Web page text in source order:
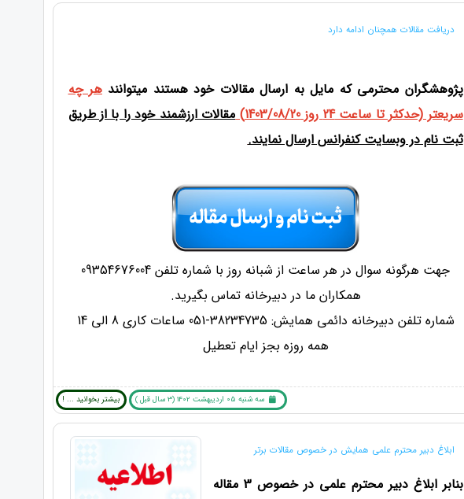
دریافت مقالات همچنان ادامه دارد
پژوهشگران محترمی که مایل به ارسال مقالات خود هستند میتوانندهر چه
سریعتر (حدکثر تا ساعت 24 روز 1403/08/20)
مقالات ارزشمند خود را با از طریق
ثبت نام در وبسایت کنفرانس ارسال نمایند.
جهت هرگونه سوال در هر ساعت از شبانه روز با شماره تلفن 09354676004
همکاران ما در دبیرخانه تماس بگیرید.
شماره تلفن دبیرخانه دائمی همایش: 38234735-051 ساعات کاری 8 الی 14
همه روزه بجز ایام تعطیل
سه شنبه 05 اردیبهشت 1402 (3 سال قبل ) بیشتر بخوانید ... !
ابلاغ دبیر محترم علمی همایش در خصوص مقالات برتر
بنابر ابلاغ دبیر محترم علمی در خصوص 3 مقاله